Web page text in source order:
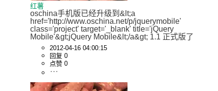
红薯
oschina手机版已经升级到&lt;a
href='http://www.oschina.net/p/jquerymobile'
class='project' target='_blank' title='jQuery
Mobile'&gt;jQuery Mobile&lt;/a&gt; 1.1 正式版了
2012-04-16 04:00:15
回复 0
点赞 0